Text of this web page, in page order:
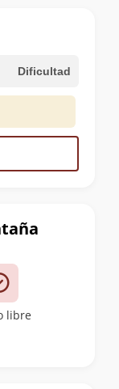
libre
Dificultad